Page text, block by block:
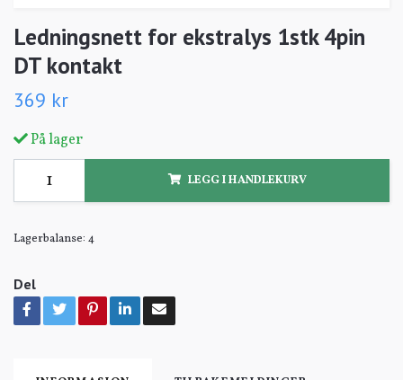
Ledningsnett for ekstralys 1stk 4pin
DT kontakt
369 kr
På lager
LEGG I HANDLEKURV
Lagerbalanse: 4
Del